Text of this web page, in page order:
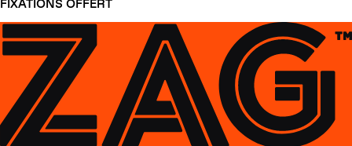
FIXATIONS OFFERT